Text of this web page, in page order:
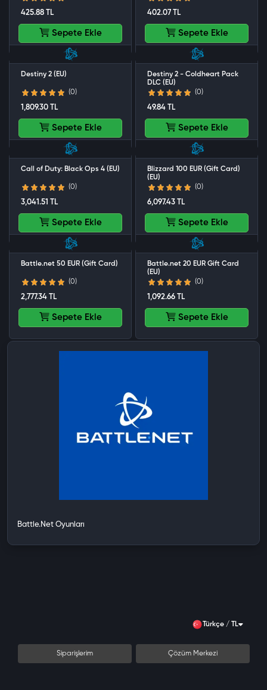
425.88 TL
Sepete Ekle
402.07 TL
Sepete Ekle
Destiny 2 (EU)
(0)
1,809.30 TL
Sepete Ekle
Destiny 2 - Coldheart Pack
DLC (EU)
(0)
49.84 TL
Sepete Ekle
Call of Duty: Black Ops 4 (EU)
(0)
3,041.51 TL
Sepete Ekle
Blizzard 100 EUR (Gift Card)
(EU)
(0)
6,097.43 TL
Sepete Ekle
Battle.net 50 EUR (Gift Card)
(0)
2,777.34 TL
Sepete Ekle
Battle.net 20 EUR Gift Card
(EU)
(0)
1,092.66 TL
Sepete Ekle
Battle.Net Oyunları
Türkçe / TL
Siparişlerim Çözüm Merkezi